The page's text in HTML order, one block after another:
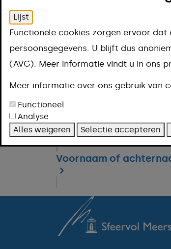
Geheimhouding
Informatie in de
Verzoek over
Voornaam of
Lijst
Functionele cookies zorgen ervoor
persoonsgegevens. U blijft dus
(AVG). Meer informatie vindt u in ons
Meer informatie over ons gebruik van
Functioneel
Analyse
Alles weigeren
Selectie accepteren